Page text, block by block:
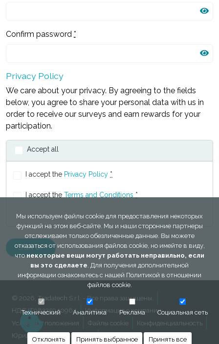
Мы используем файлы cookie для предоставления некоторых
функций на этом веб-сайте. Мы и наши сторонние партнеры
отслеживаем только обезличенные данные. Вы можете
отказаться от использования файлов cookie, но имейте в виду,
чтонекоторые вещи могут работать неправильно, если
вы это сделаете . Для получения дополнительной
информации ознакомьтесь с нашей Политикой в ​​отношении
файлов cookie.
Технический Аналитика Реклама Социальная сеть
Отклонять Принять выбранное Принять все
Confirm password *
Privacy Policy
We care about your privacy. By agreeing to the fields
below, you agree to share your personal data with us in
order to receive our surveys and earn rewards for your
participation.
Accept all
I accept the Privacy Policy *
I accept the Terms and Conditions *
© 2026, Tradatech S.r.l. - Все права защищены.
НДС IT08335940964
Информация о компании
Условия и положения
Файлы cookie
Конфиденциальность
Юридическая информация
Обратная связь